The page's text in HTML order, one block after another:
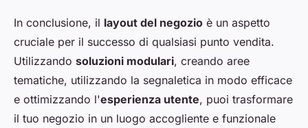
In conclusione, il layout del negozio è un aspetto
cruciale per il successo di qualsiasi punto vendita.
Utilizzando soluzioni modulari, creando aree
tematiche, utilizzando la segnaletica in modo efficace
e ottimizzando l'esperienza utente, puoi trasformare
il tuo negozio in un luogo accogliente e funzionale